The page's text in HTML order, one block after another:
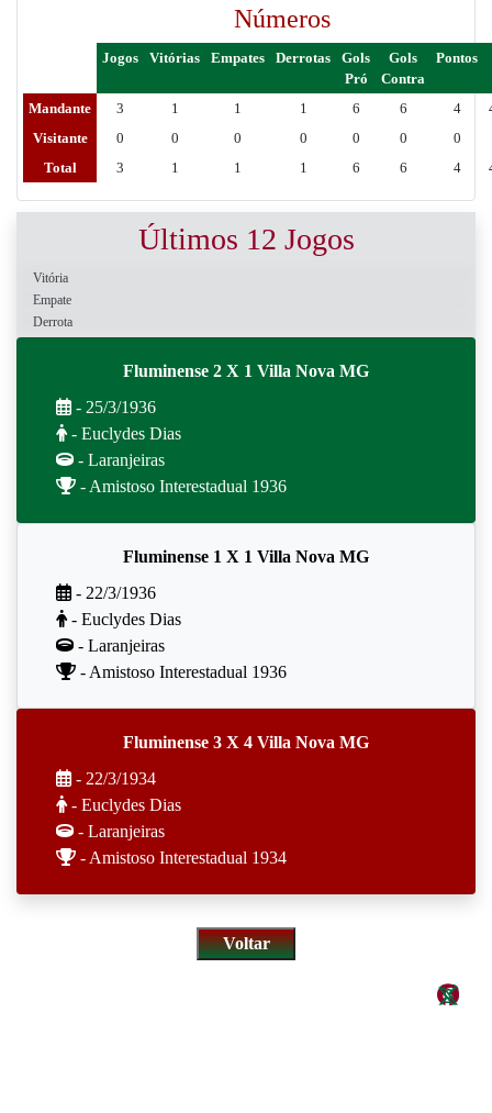
Números
Jogos Vitórias Empates Derrotas
Gols
Pró
Gols
Contra
Pontos
Mandante 3 1 1 1 6 6 4
Visitante
0 0 0 0 0 0
0
Total
3 1 1 1 6 6 4
Últimos 12 Jogos
Vitória
Empate
Derrota
Fluminense 2 X 1 Villa Nova MG
- 25/3/1936
- Euclydes Dias
- Laranjeiras
- Amistoso Interestadual 1936
Fluminense 1 X 1 Villa Nova MG
- 22/3/1936
- Euclydes Dias
- Laranjeiras
- Amistoso Interestadual 1936
Fluminense 3 X 4 Villa Nova MG
- 22/3/1934
- Euclydes Dias
- Laranjeiras
- Amistoso Interestadual 1934